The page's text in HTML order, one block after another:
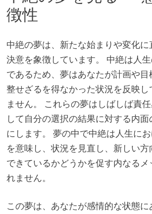
徴性
中絶の夢は、新たな始まりや変化に
決意を象徴しています。 中絶は人
であるため、夢はあなたが計画や
整せざるを得なかった状況を反映
ません。 これらの夢はしばしば責
して自分の選択の結果に対する内
にします。 夢の中で中絶は人生に
を意味し、状況を見直し、新しい
できているかどうかを促す内なるメ
れません。
この夢は、あなたが感情的な状態に